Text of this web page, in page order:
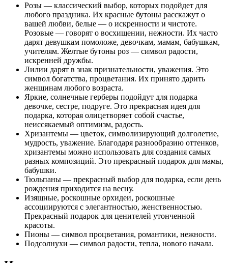
Розы — классический выбор, которых подойдет для
любого праздника. Их красные бутоны расскажут о
вашей любви, белые — о искренности и чистоте.
Розовые — говорят о восхищении, нежности. Их часто
дарят девушкам помоложе, девочкам, мамам, бабушкам,
учителям. Желтые бутоны роз — символ радости,
искренней дружбы.
Лилии дарят в знак признательности, уважения. Это
символ богатства, процветания. Их принято дарить
женщинам любого возраста.
Яркие, солнечные герберы подойдут для подарка
девочке, сестре, подруге. Это прекрасная идея для
подарка, которая олицетворяет собой счастье,
неиссякаемый оптимизм, радость.
Хризантемы — цветок, символизирующий долголетие,
мудрость, уважение. Благодаря разнообразию оттенков,
хризантемы можно использовать для создания самых
разных композиций. Это прекрасный подарок для мамы,
бабушки.
Тюльпаны — прекрасный выбор для подарка, если день
рождения приходится на весну.
Изящные, роскошные орхидеи, роскошные
ассоциируются с элегантностью, женственностью.
Прекрасный подарок для ценителей утонченной
красоты.
Пионы — символ процветания, романтики, нежности.
Подсолнухи — символ радости, тепла, нового начала.